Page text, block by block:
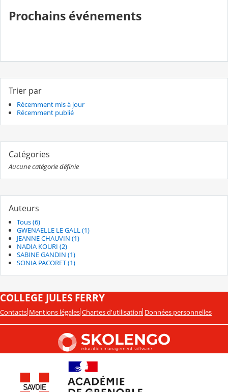
Prochains événements
Trier par
Récemment mis à jour
Récemment publié
Catégories
Aucune catégorie définie
Auteurs
Tous (6)
GWENAELLE LE GALL (1)
JEANNE CHAUVIN (1)
NADIA KOURI (2)
SABINE GANDIN (1)
SONIA PACORET (1)
COLLEGE JULES FERRY
Contacts Mentions légales Chartes d'utilisation Données personnelles